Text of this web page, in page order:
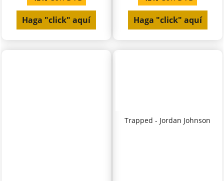
Haga "click" aquí Haga "click" aquí
Trapped - Jordan Johnson